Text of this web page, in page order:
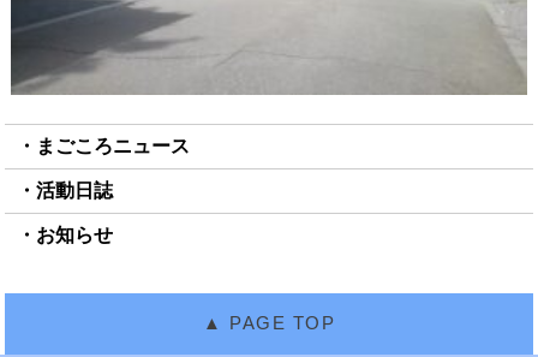
まごころニュース
活動日誌
お知らせ